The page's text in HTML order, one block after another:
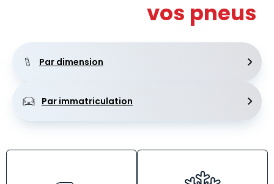
vos pneus
Par dimension
Par immatriculation